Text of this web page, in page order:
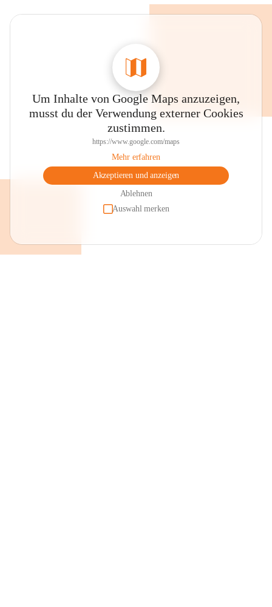
Um Inhalte von Google Maps anzuzeigen,
musst du der Verwendung externer Cookies
zustimmen.
https://www.google.com/maps
Mehr erfahren
Akzeptieren und anzeigen
Ablehnen
Auswahl merken